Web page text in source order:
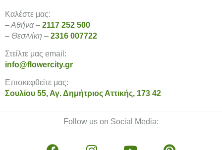
Καλέστε μας:
– Αθήνα – 2117 252 500
– Θεσ/νίκη – 2316 007722
Στείλτε μας email:
info@flowercity.gr
Επισκεφθείτε μας:
Σουλίου 55, Αγ. Δημήτριος Αττικής, 173 42
Follow us on Social Media: